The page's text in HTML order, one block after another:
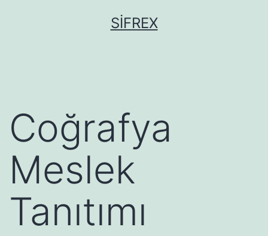
SIFREX
Coğrafya
Meslek
Tanıtımı